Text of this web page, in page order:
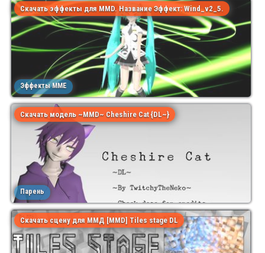
Скачать эффекты для MMD. Название Эффект: Wind_v2_5.
Эффекты MME
Скачать модель ~MMD~ Cheshire Cat {DL~}
Парень
Скачать сцену для ММД [MMD] Tiles stage DL